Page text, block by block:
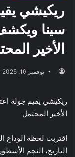
ريكيشي
سينا
الأخير
نوفمبر 10, 2025
ريكيشي يقيم جولة
الأخير المحتمل
اقتربت لحظة الوداع
التاريخ، النجم